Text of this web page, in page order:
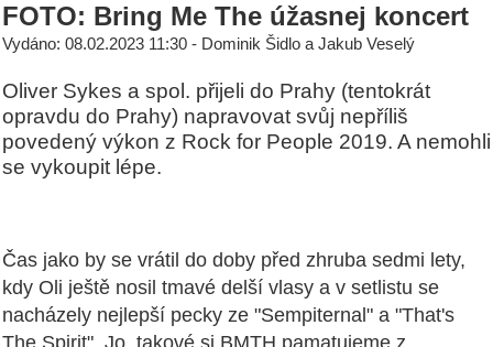
FOTO: Bring Me The úžasnej koncert
Vydáno: 08.02.2023 11:30 - Dominik Šidlo a Jakub Veselý
Oliver Sykes a spol. přijeli do Prahy (tentokrát
opravdu do Prahy) napravovat svůj nepříliš
povedený výkon z Rock for People 2019. A nemohli
se vykoupit lépe.
Čas jako by se vrátil do doby před zhruba sedmi lety,
kdy Oli ještě nosil tmavé delší vlasy a v setlistu se
nacházely nejlepší pecky ze "Sempiternal" a "That's